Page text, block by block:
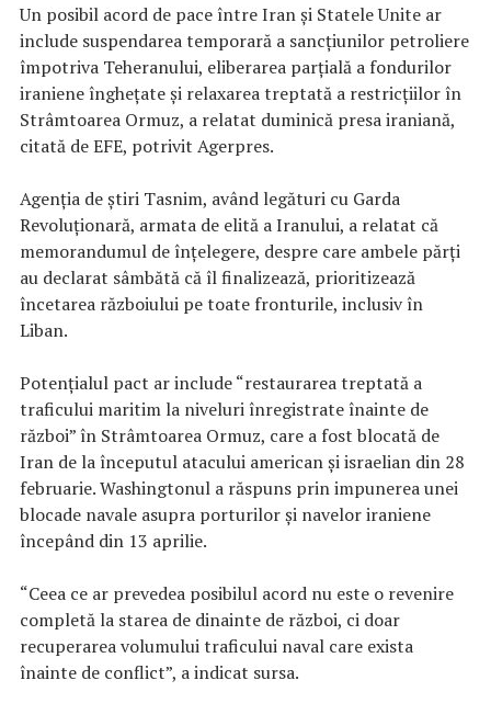
Un posibil acord de pace între Iran şi Statele Unite ar
include suspendarea temporară a sancţiunilor petroliere
împotriva Teheranului, eliberarea parţială a fondurilor
iraniene îngheţate şi relaxarea treptată a restricţiilor în
Strâmtoarea Ormuz, a relatat duminică presa iraniană,
citată de EFE, potrivit Agerpres.
Agenţia de ştiri Tasnim, având legături cu Garda
Revoluţionară, armata de elită a Iranului, a relatat că
memorandumul de înţelegere, despre care ambele părţi
au declarat sâmbătă că îl finalizează, prioritizează
încetarea războiului pe toate fronturile, inclusiv în
Liban.
Potenţialul pact ar include “restaurarea treptată a
traficului maritim la niveluri înregistrate înainte de
război” în Strâmtoarea Ormuz, care a fost blocată de
Iran de la începutul atacului american şi israelian din 28
februarie. Washingtonul a răspuns prin impunerea unei
blocade navale asupra porturilor şi navelor iraniene
începând din 13 aprilie.
“Ceea ce ar prevedea posibilul acord nu este o revenire
completă la starea de dinainte de război, ci doar
recuperarea volumului traficului naval care exista
înainte de conflict”, a indicat sursa.